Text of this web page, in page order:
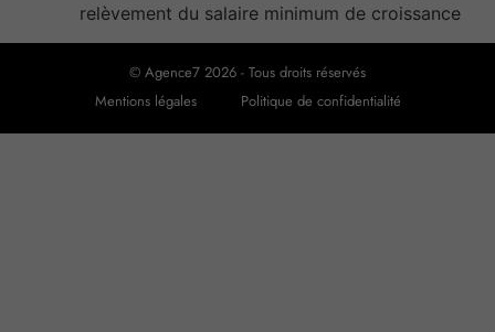
relèvement du salaire minimum de croissance
© Agence7 2026 - Tous droits réservés
Mentions légales
Politique de confidentialité